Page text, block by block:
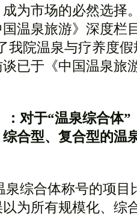
为市场的必然选择
温泉旅游》深度栏
我院温泉与疗养度
已于《中国温泉旅
：对于“温泉综合体
合型、复合型的温
泉综合体称号的项目
为所有规模化、综